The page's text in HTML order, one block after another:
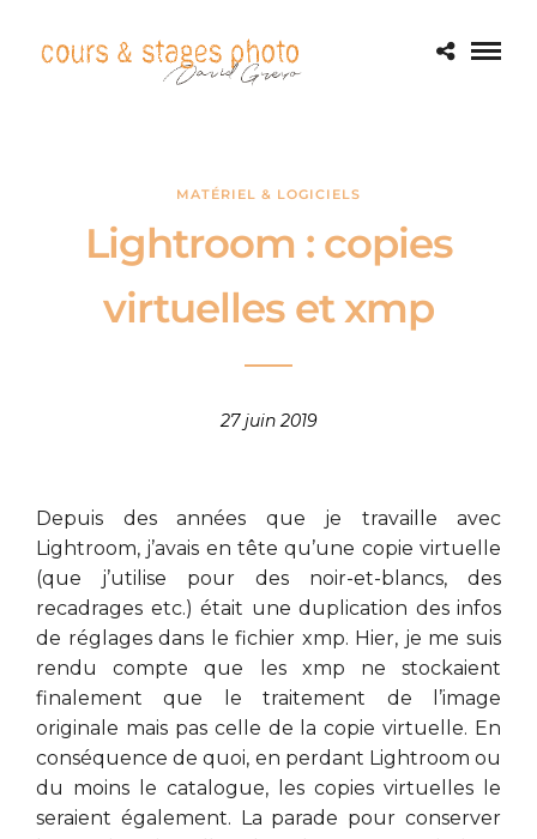
MATÉRIEL & LOGICIELS
Lightroom : copies
virtuelles et xmp
27 juin 2019
Depuis des années que je travaille avec
Lightroom, j’avais en tête qu’une copie virtuelle
(que j’utilise pour des noir-et-blancs, des
recadrages etc.) était une duplication des infos
de réglages dans le fichier xmp. Hier, je me suis
rendu compte que les xmp ne stockaient
finalement que le traitement de l’image
originale mais pas celle de la copie virtuelle. En
conséquence de quoi, en perdant Lightroom ou
du moins le catalogue, les copies virtuelles le
seraient également. La parade pour conserver